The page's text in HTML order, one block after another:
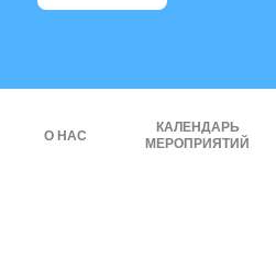
О НАС
КАЛЕНДАРЬ
МЕРОПРИЯТИЙ